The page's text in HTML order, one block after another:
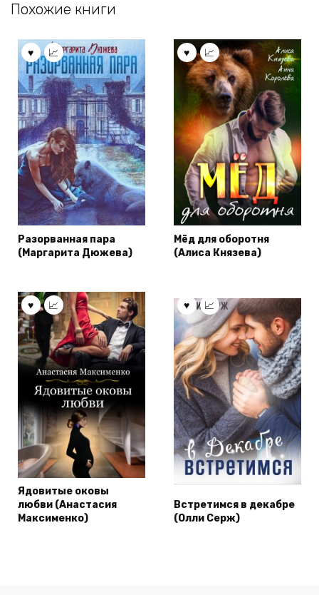
Похожие книги
Разорванная пара
(Маргарита Дюжева)
Мёд для оборотня
(Алиса Князева)
Ядовитые оковы
любви (Анастасия
Максименко)
Встретимся в декабре
(Олли Серж)